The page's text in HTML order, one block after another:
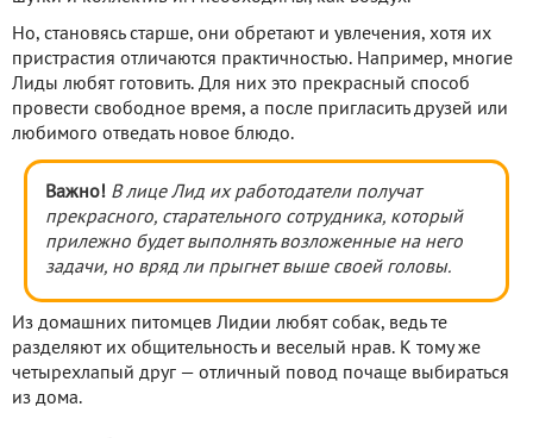
Но, становясь старше, они обретают и увлечения, хотя их
пристрастия отличаются практичностью. Например, многие
Лиды любят готовить. Для них это прекрасный способ
провести свободное время, а после пригласить друзей или
любимого отведать новое блюдо.
Важно! В лице Лид их работодатели получат
прекрасного, старательного сотрудника, который
прилежно будет выполнять возложенные на него
задачи, но вряд ли прыгнет выше своей головы.
Из домашних питомцев Лидии любят собак, ведь те
разделяют их общительность и веселый нрав. К тому же
четырехлапый друг — отличный повод почаще выбираться
из дома.